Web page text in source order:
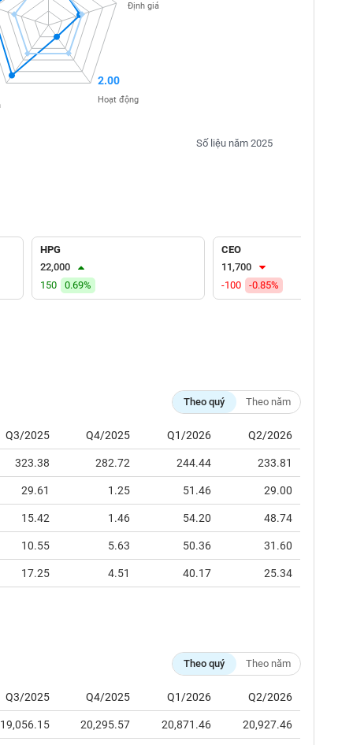
Số liệu năm 2025
Định giá
2.00
Hoạt động
HPG
22,000
150
0.69%
CEO
11,700
-100
-0.85%
Theo quý Theo năm
Q3/2025 Q4/2025 Q1/2026 Q2/2026
323.38 282.72 244.44 233.81
29.61 1.25 51.46 29.00
15.42 1.46 54.20 48.74
10.55 5.63 50.36 31.60
17.25 4.51 40.17 25.34
Theo quý Theo năm
Q3/2025 Q4/2025 Q1/2026 Q2/2026
19,056.15 20,295.57 20,871.46 20,927.46